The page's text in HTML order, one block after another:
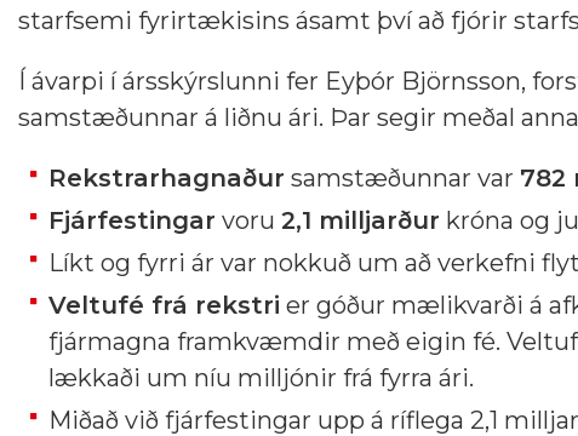
starfsemi fyrirtækisins ásamt því að fjórir
Í ávarpi í ársskýrslunni fer Eyþór Björnsson,
samstæðunnar á liðnu ári. Þar segir meðal
Rekstrarhagnaður samstæðunnar var 782
Fjárfestingar voru 2,1 milljarður króna og
Líkt og fyrri ár var nokkuð um að verkefni
Veltufé frá rekstri er góður mælikvarði á
fjármagna framkvæmdir með eigin fé.
lækkaði um níu milljónir frá fyrra ári.
Miðað við fjárfestingar upp á ríflega 2,1